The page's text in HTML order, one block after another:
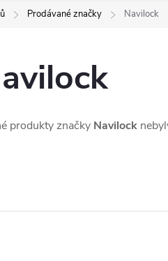
Prodávané značky Navilock
produkty značky Navilock